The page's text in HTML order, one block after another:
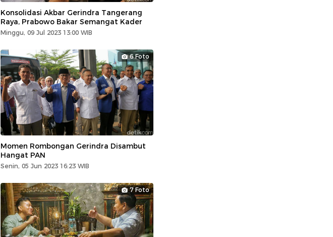
Konsolidasi Akbar Gerindra Tangerang
Raya, Prabowo Bakar Semangat Kader
Minggu, 09 Jul 2023 13:00 WIB
6 Foto
Momen Rombongan Gerindra Disambut
Hangat PAN
Senin, 05 Jun 2023 16:23 WIB
7 Foto